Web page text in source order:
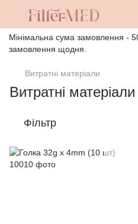
Мінімальна сума замовлення -
замовлення щодня.
Витратні матеріали
Витратні матеріали
Фільтр